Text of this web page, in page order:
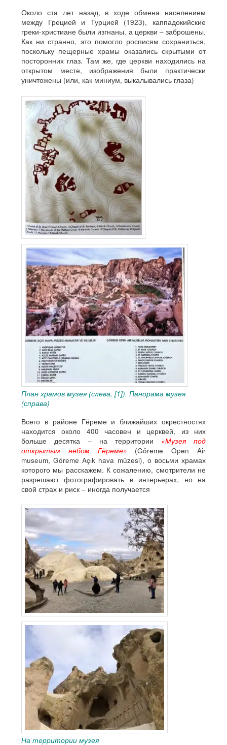
Около ста лет назад, в ходе обмена населением
между Грецией и Турцией (1923), каппадокийские
греки-христиане были изгнаны, а церкви – заброшены.
Как ни странно, это помогло росписям сохраниться,
поскольку пещерные храмы оказались скрытыми от
посторонних глаз. Там же, где церкви находились на
открытом месте, изображения были практически
уничтожены (или, как миниум, выкалывались глаза)
План храмов музея (слева, [1]). Панорама музея
(справа)
Всего в районе Гёреме и ближайших окрестностях
находится около 400 часовен и церквей, из них
больше десятка – на территории «Музея под
открытым небом Гёреме» (Göreme Open Air
museum, Göreme Açık hava müzesi), о восьми храмах
которого мы расскажем. К сожалению, смотрители не
разрешают фотографировать в интерьерах, но на
свой страх и риск – иногда получается
На территории музея